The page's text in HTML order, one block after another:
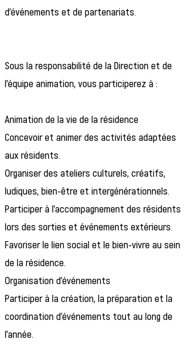
d'événements et de partenariats.
Sous la responsabilité de la Direction et de
l'équipe animation, vous participerez à :
Animation de la vie de la résidence
Concevoir et animer des activités adaptées
aux résidents.
Organiser des ateliers culturels, créatifs,
ludiques, bien-être et intergénérationnels.
Participer à l'accompagnement des résidents
lors des sorties et événements extérieurs.
Favoriser le lien social et le bien-vivre au sein
de la résidence.
Organisation d'événements
Participer à la création, la préparation et la
coordination d'événements tout au long de
l'année.